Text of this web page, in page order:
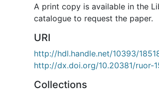
A print copy is available in the
catalogue to request the paper.
URI
http://hdl.handle.net/10393/
http://dx.doi.org/10.20381/ruor-
Collections